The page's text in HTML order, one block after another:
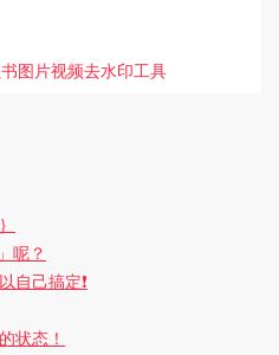
图片视频去水印工具
呢？
自己搞定❗️
状态！